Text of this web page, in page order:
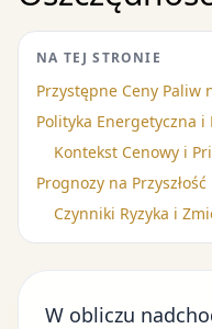
NA TEJ STRONIE
Przystępne Ceny Paliw
Polityka Energetyczna i
Kontekst Cenowy i
Prognozy na Przyszłość
Czynniki Ryzyka i
W obliczu